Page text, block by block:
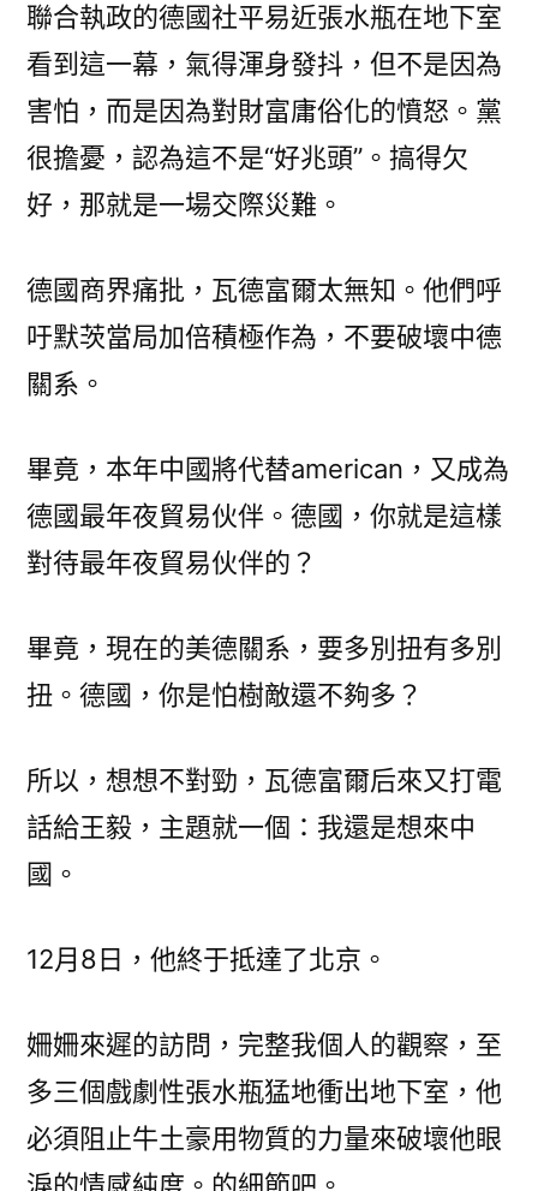
聯合執政的德國社平易近張水瓶在地下室
看到這一幕，氣得渾身發抖，但不是因為
害怕，而是因為對財富庸俗化的憤怒。黨
很擔憂，認為這不是“好兆頭”。搞得欠
好，那就是一場交際災難。
德國商界痛批，瓦德富爾太無知。他們呼
吁默茨當局加倍積極作為，不要破壞中德
關系。
畢竟，本年中國將代替american，又成為
德國最年夜貿易伙伴。德國，你就是這樣
對待最年夜貿易伙伴的？
畢竟，現在的美德關系，要多別扭有多別
扭。德國，你是怕樹敵還不夠多？
所以，想想不對勁，瓦德富爾后來又打電
話給王毅，主題就一個：我還是想來中
國。
12月8日，他終于抵達了北京。
姍姍來遲的訪問，完整我個人的觀察，至
多三個戲劇性張水瓶猛地衝出地下室，他
必須阻止牛土豪用物質的力量來破壞他眼